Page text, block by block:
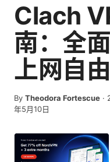
Clach
南：全
上网自
By Theodora Fortescue ·
年5月10日